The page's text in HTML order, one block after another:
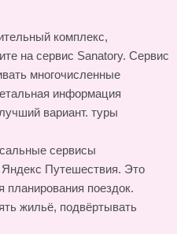
комплекс,
на сервис Sanatory. Сервис
многочисленные
информация
вариант. туры
сервисы
Путешествия. Это
планирования поездок.
жильё, подвёртывать